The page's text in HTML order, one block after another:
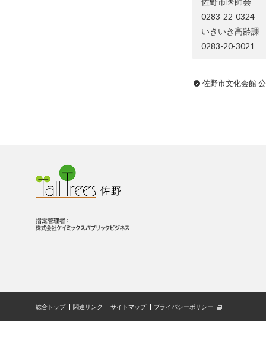
0283-22-0324
いきいき高齢課
0283-20-3021
佐野市文化会館
総合トップ 関連リンク サイトマップ プライバシーポリシー